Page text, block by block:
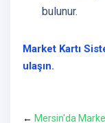
bulunur.
Market Kartı
ulaşın.
← Mersin'da